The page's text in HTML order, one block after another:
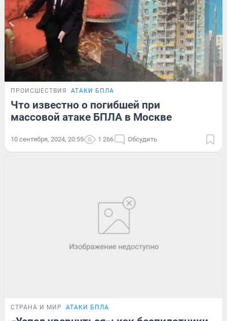
ПРОИСШЕСТВИЯ АТАКИ БПЛА
Что известно о погибшей при
массовой атаке БПЛА в Москве
10 сентября, 2024, 20:55 1 266 Обсудить
СТРАНА И МИР АТАКИ БПЛА